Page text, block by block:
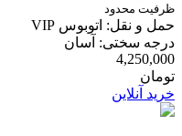
ظرفیت محدود
حمل و نقل: اتوبوس VIP
درجه سختی: آسان
4,250,000
تومان
خرید آنلاین